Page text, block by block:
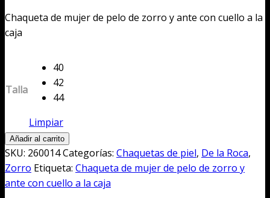
original
actual
Chaqueta de mujer de pelo de zorro y ante con cuello a la
caja
Talla
40
42
44
Limpiar
Chaqueta
de
mujer
de
Añadir al carrito
SKU: 260014Categorías: Chaquetas de piel, De la Roca,
Zorro Etiqueta: Chaqueta de mujer de pelo de zorro y
ante con cuello a la caja